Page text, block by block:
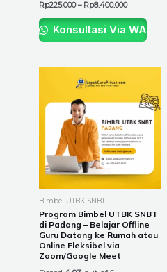
Rp225.000 – Rp8.400.000
Konsultasi Via WA
Bimbel UTBK SNBT
Program Bimbel UTBK SNBT
di Padang – Belajar Offline
Guru Datang ke Rumah atau
Online Fleksibel via
Zoom/Google Meet
through
Rp8.400.000
has
multiple
variants.
The
may
chosen
on